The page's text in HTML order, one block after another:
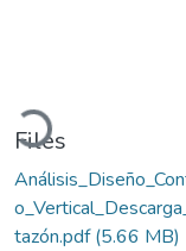
Loading...
Files
tazón.pdf(5.66 MB)